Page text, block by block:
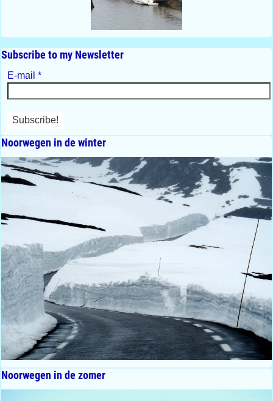
Subscribe to my Newsletter
E-mail *
Noorwegen in de winter
Noorwegen in de zomer